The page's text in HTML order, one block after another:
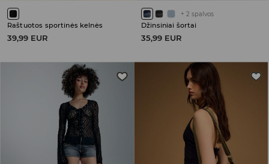
Raštuotos sportinės kelnės
39,99 EUR
+ 2 spalvos
Džinsiniai šortai
35,99 EUR